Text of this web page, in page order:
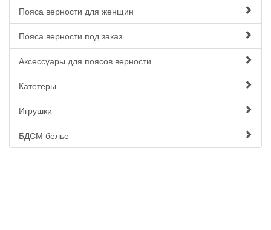
Пояса верности для женщин
Пояса верности под заказ
Аксессуары для поясов верности
Катетеры
Игрушки
БДСМ белье